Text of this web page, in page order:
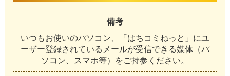
備考
いつもお使いのパソコン、「はちコミねっと」にユ
ーザー登録されているメールが受信できる媒体（パ
ソコン、スマホ等）をご持参ください。